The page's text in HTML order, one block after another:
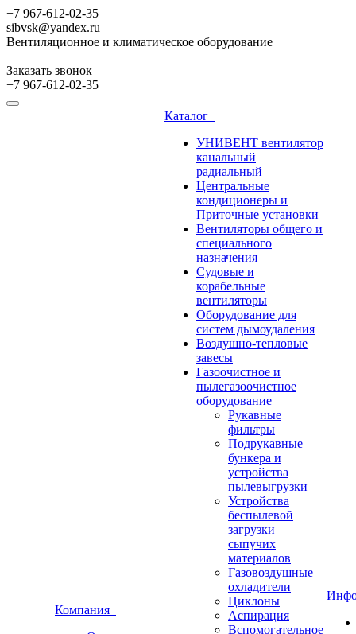
+7 967-612-02-35
sibvsk@yandex.ru
Вентиляционное и климатическое оборудование
Заказать звонок
+7 967-612-02-35
Компания
Каталог
УНИВЕНТ вентилятор
канальный
радиальный
Центральные
кондиционеры и
Приточные установки
Вентиляторы общего и
специального
назначения
Судовые и
корабельные
вентиляторы
Оборудование для
систем дымоудаления
Воздушно-тепловые
завесы
Газоочистное и
пылегазоочистное
оборудование
Рукавные
фильтры
Подрукавные
бункера и
устройства
пылевыгрузки
Устройства
беспылевой
загрузки
сыпучих
материалов
Газовоздушные
охладители
Циклоны
Аспирация
Вспомогательное